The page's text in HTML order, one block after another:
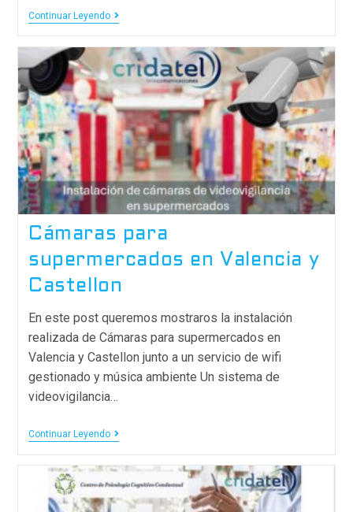
Continuar Leyendo
Cámaras para
supermercados en Valencia y
Castellon
En este post queremos mostraros la instalación
realizada de Cámaras para supermercados en
Valencia y Castellon junto a un servicio de wifi
gestionado y música ambiente Un sistema de
videovigilancia…
Continuar Leyendo